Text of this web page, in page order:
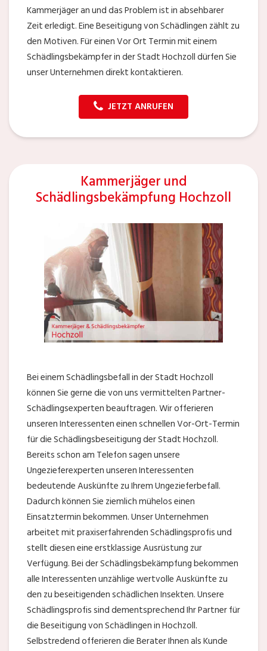
Kammerjäger an und das Problem ist in absehbarer
Zeit erledigt. Eine Beseitigung von Schädlingen zählt zu
den Motiven. Für einen Vor Ort Termin mit einem
Schädlingsbekämpfer in der Stadt Hochzoll dürfen Sie
unser Unternehmen direkt kontaktieren.
JETZT ANRUFEN
Kammerjäger und
Schädlingsbekämpfung Hochzoll
Bei einem Schädlingsbefall in der Stadt Hochzoll
können Sie gerne die von uns vermittelten Partner-
Schädlingsexperten beauftragen. Wir offerieren
unseren Interessenten einen schnellen Vor-Ort-Termin
für die Schädlingsbeseitigung der Stadt Hochzoll.
Bereits schon am Telefon sagen unsere
Ungezieferexperten unseren Interessenten
bedeutende Auskünfte zu Ihrem Ungezieferbefall.
Dadurch können Sie ziemlich mühelos einen
Einsatztermin bekommen. Unser Unternehmen
arbeitet mit praxiserfahrenden Schädlingsprofis und
stellt diesen eine erstklassige Ausrüstung zur
Verfügung. Bei der Schädlingsbekämpfung bekommen
alle Interessenten unzählige wertvolle Auskünfte zu
den zu beseitigenden schädlichen Insekten. Unsere
Schädlingsprofis sind dementsprechend Ihr Partner für
die Beseitigung von Schädlingen in Hochzoll.
Selbstredend offerieren die Berater Ihnen als Kunde